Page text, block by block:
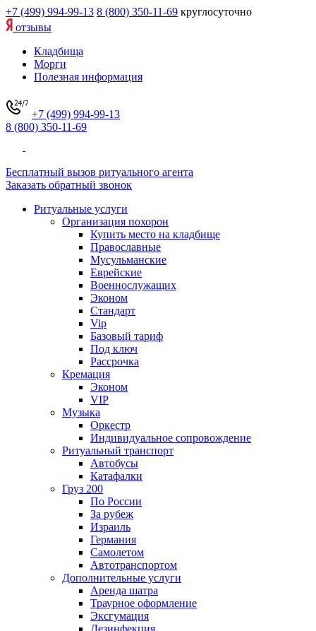
+7 (499) 994-99-13 8 (800) 350-11-69 круглосуточно
отзывы
Кладбища
Морги
Полезная информация
+7 (499) 994-99-13
8 (800) 350-11-69
Бесплатный вызов ритуального агента
Заказать обратный звонок
Ритуальные услуги
Организация похорон
Купить место на кладбище
Православные
Мусульманские
Еврейские
Военнослужащих
Эконом
Стандарт
Vip
Базовый тариф
Под ключ
Рассрочка
Кремация
Эконом
VIP
Музыка
Оркестр
Индивидуальное сопровождение
Ритуальный транспорт
Автобусы
Катафалки
Груз 200
По России
За рубеж
Израиль
Германия
Самолетом
Автотранспортом
Дополнительные услуги
Аренда шатра
Траурное оформление
Эксгумация
Дезинфекция